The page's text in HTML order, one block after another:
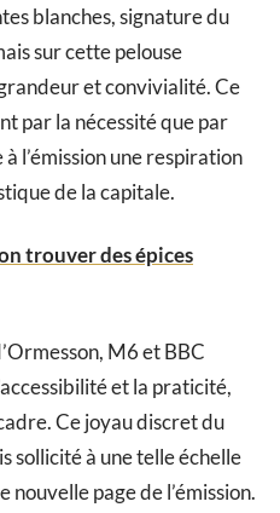
blanches, signature du
sur cette pelouse
et convivialité. Ce
par la nécessité que par
l’émission une respiration
de la capitale.
trouver des épices
M6 et BBC
et la praticité,
Ce joyau discret du
sollicité à une telle échelle
page de l’émission.